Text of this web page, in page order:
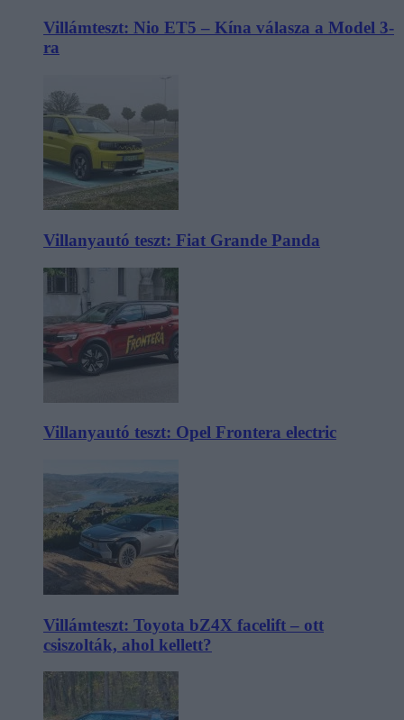
Villámteszt: Nio ET5 – Kína válasza a Model 3-
ra
Villanyautó teszt: Fiat Grande Panda
Villanyautó teszt: Opel Frontera electric
Villámteszt: Toyota bZ4X facelift – ott
csiszolták, ahol kellett?